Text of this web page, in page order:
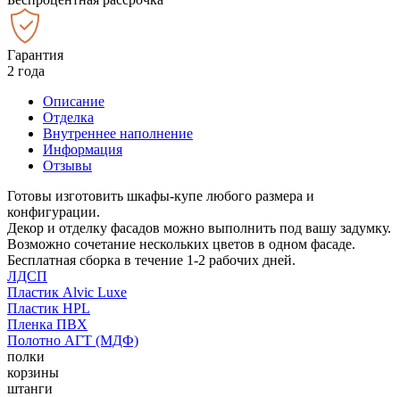
Гарантия
2 года
Описание
Отделка
Внутреннее наполнение
Информация
Отзывы
Готовы изготовить шкафы-купе любого размера и
конфигурации.
Декор и отделку фасадов можно выполнить под вашу задумку.
Возможно сочетание нескольких цветов в одном фасаде.
Бесплатная сборка в течение 1-2 рабочих дней.
ЛДСП
Пластик Alvic Luxe
Пластик HPL
Пленка ПВХ
Полотно АГТ (МДФ)
полки
корзины
штанги